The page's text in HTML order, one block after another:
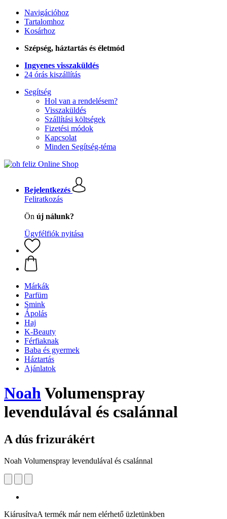
Navigációhoz
Tartalomhoz
Kosárhoz
Szépség, háztartás és életmód
Ingyenes visszaküldés
24 órás kiszállítás
Segítség
Hol van a rendelésem?
Visszaküldés
Szállítási költségek
Fizetési módok
Kapcsolat
Minden Segítség-téma
Bejelentkezés
Feliratkozás
Ön új nálunk?
Ügyfélfiók nyitása
Márkák
Parfüm
Smink
Ápolás
Haj
K-Beauty
Férfiaknak
Baba és gyermek
Háztartás
Ajánlatok
NoahVolumenspray
levendulával és csalánnal
A dús frizurákért
Noah Volumenspray levendulával és csalánnal
KiárusítvaA termék már nem elérhető üzletünkben